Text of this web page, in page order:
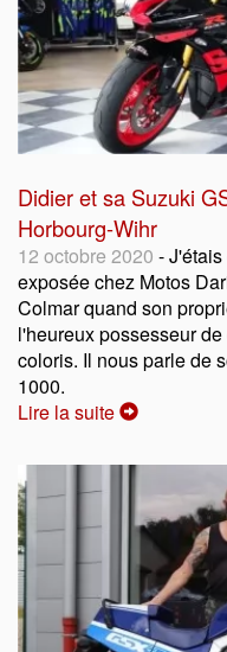
Didier et sa Suzuki
Horbourg-Wihr
12 octobre 2020 -
exposée chez Motos
Colmar quand son
l'heureux possesseur
coloris. Il nous parle de
1000.
Lire la suite